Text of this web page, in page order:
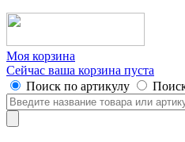
Моя корзина
Сейчас ваша корзина пуста
Поиск по артикулу